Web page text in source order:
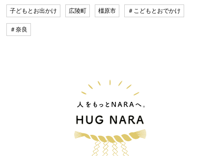
子どもとお出かけ 広陵町 橿原市 ＃こどもとおでかけ
＃奈良